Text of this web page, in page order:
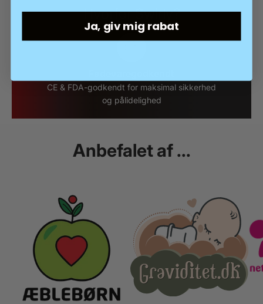
Hvorfor Swirly?
CE & FDA-godkendt for maksimal sikkerhed
og pålidelighed
Anbefalet af ...
Ja, giv mig rabat